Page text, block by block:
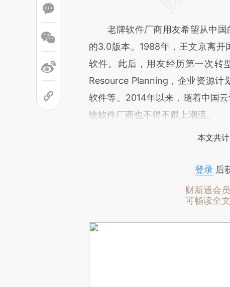
老牌软件厂商用友希望从中国
的3.0版本。1988年，王文京离开
软件。此后，用友经历第一次转
Resource Planning，企业资源计
软件等。2014年以来，随着中国
统软件厂商也不得不跟上潮流。
本文共
登录后
财新通会员
可畅读全文